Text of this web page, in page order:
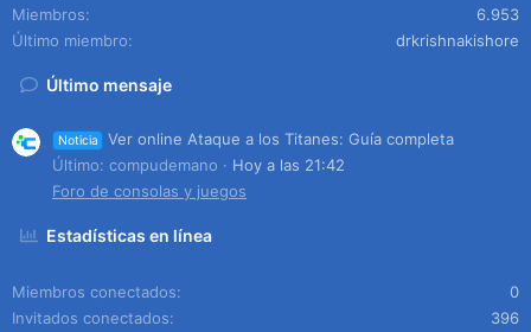
Miembros
6.953
Último miembro
drkrishnakishore
Último mensaje
Noticia
Ver online Ataque a los Titanes: Guía completa
Último: compudemano
Hoy a las 21:42
Foro de consolas y juegos
Estadísticas en línea
Miembros conectados
0
Invitados conectados
396